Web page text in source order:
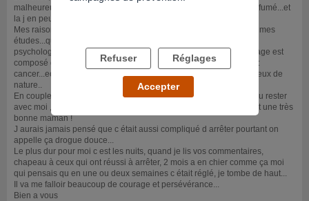
malheureusement quand je suis rentré en France j ai craqué et refumé...et
la j en peu plus d être comme ça donc 2eme tentative d arrêt
Mes raisons, avec le recul je réalise que ça a détruit ma scolarité, mes
études...que j ai perdu pleins de copines, que je suis instable
psychologiquement, phases de dépression..ect , que mon entourage est
composé que de defoncés, sans parler des risques pour la santé :
cancer...ect et la peur de perdre ma petite famille, je suis très anxieux de
nature..
En couple avec 2 enfants, je sais pas comment ma compagne a pu rester
avec moi , elle fume aussi mais elle gère bien mieux que moi c est une très
bonne maman !
J aurais jamais pensé que c était aussi compliqué d arrêter pourtant on
appelle ça drogue douce...
Le plus dur pour moi c est les nuits, quand je lis vos commentaires,
chapeau à ceux qui ont réussi à arrêter, 2 mois a en chier comme ça moi
qui pensais qu en une ou deux semaines c était réglé, je tombe de haut...
Il va me falloir beaucoup de courage et persévérance...
Bien a vous
Refuser Réglages
Accepter